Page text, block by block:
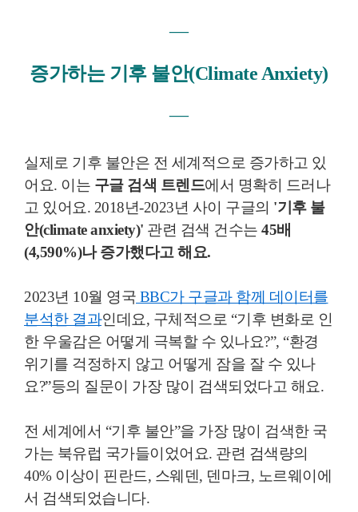
―
증가하는 기후 불안(Climate Anxiety)
―
실제로 기후 불안은 전 세계적으로 증가하고 있
어요. 이는 구글 검색 트렌드에서 명확히 드러나
고 있어요. 2018년-2023년 사이 구글의 '기후 불
안(climate anxiety)' 관련 검색 건수는 45배
(4,590%)나 증가했다고 해요.
2023년 10월 영국 BBC가 구글과 함께 데이터를
분석한 결과인데요, 구체적으로 “기후 변화로 인
한 우울감은 어떻게 극복할 수 있나요?”, “환경
위기를 걱정하지 않고 어떻게 잠을 잘 수 있나
요?”등의 질문이 가장 많이 검색되었다고 해요.
전 세계에서 “기후 불안”을 가장 많이 검색한 국
가는 북유럽 국가들이었어요. 관련 검색량의
40% 이상이 핀란드, 스웨덴, 덴마크, 노르웨이에
서 검색되었습니다.